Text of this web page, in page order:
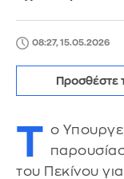
08:27, 15.05.2026
Προσθέστε
Τ ο
του Πεκίνου